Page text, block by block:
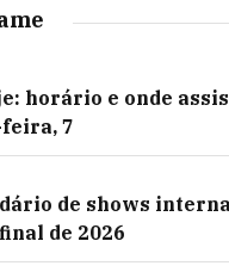
horário e onde
7
de shows
de 2026